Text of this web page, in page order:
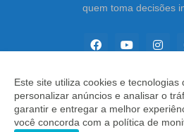
quem toma decisões
Copyright ©2026
INÍCIO SOBRE CONTATO
Este site utiliza cookies e
personalizar anúncios e analisar o
garantir e entregar a melhor
você concorda com a política de